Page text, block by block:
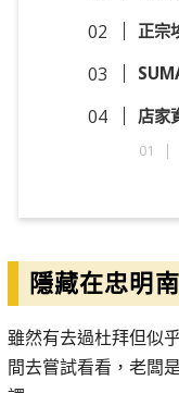
正宗
店家
隱藏在忠明
雖然有去過杜拜但似
間去嘗試看看，老闆